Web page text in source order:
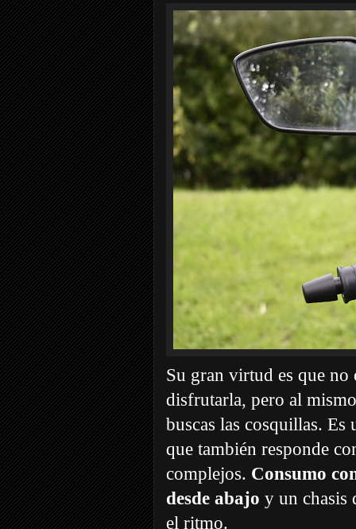
Su gran virtud es que
disfrutarla, pero al
buscas las cosquillas. Es
que también responde
complejos. Consumo
desde abajo y un chasis
el ritmo.